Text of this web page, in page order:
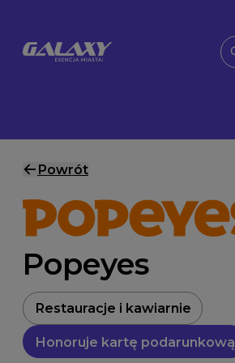
Powrót
Popeyes
Restauracje i kawiarnie
Honoruje kartę podarunkową